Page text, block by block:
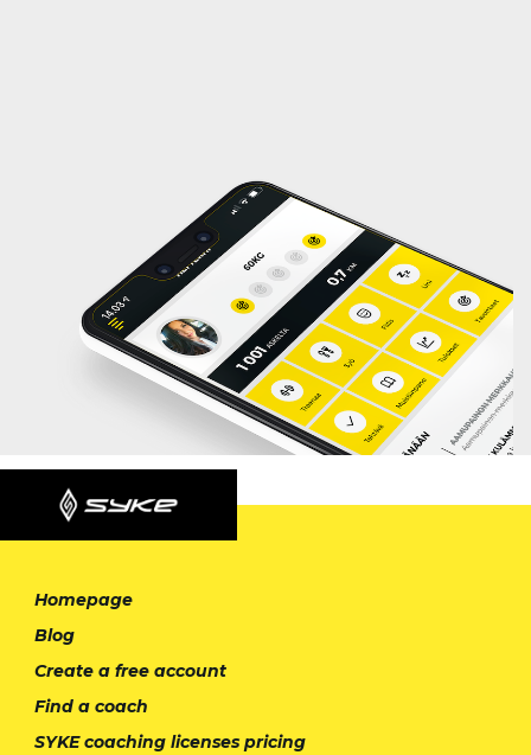
Homepage
Blog
Create a free account
Find a coach
SYKE coaching licenses pricing